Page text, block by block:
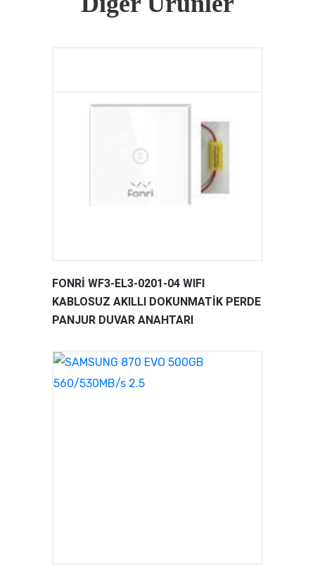
FONRİ WF3-EL3-0201-04 WIFI
KABLOSUZ AKILLI DOKUNMATİK PERDE
PANJUR DUVAR ANAHTARI